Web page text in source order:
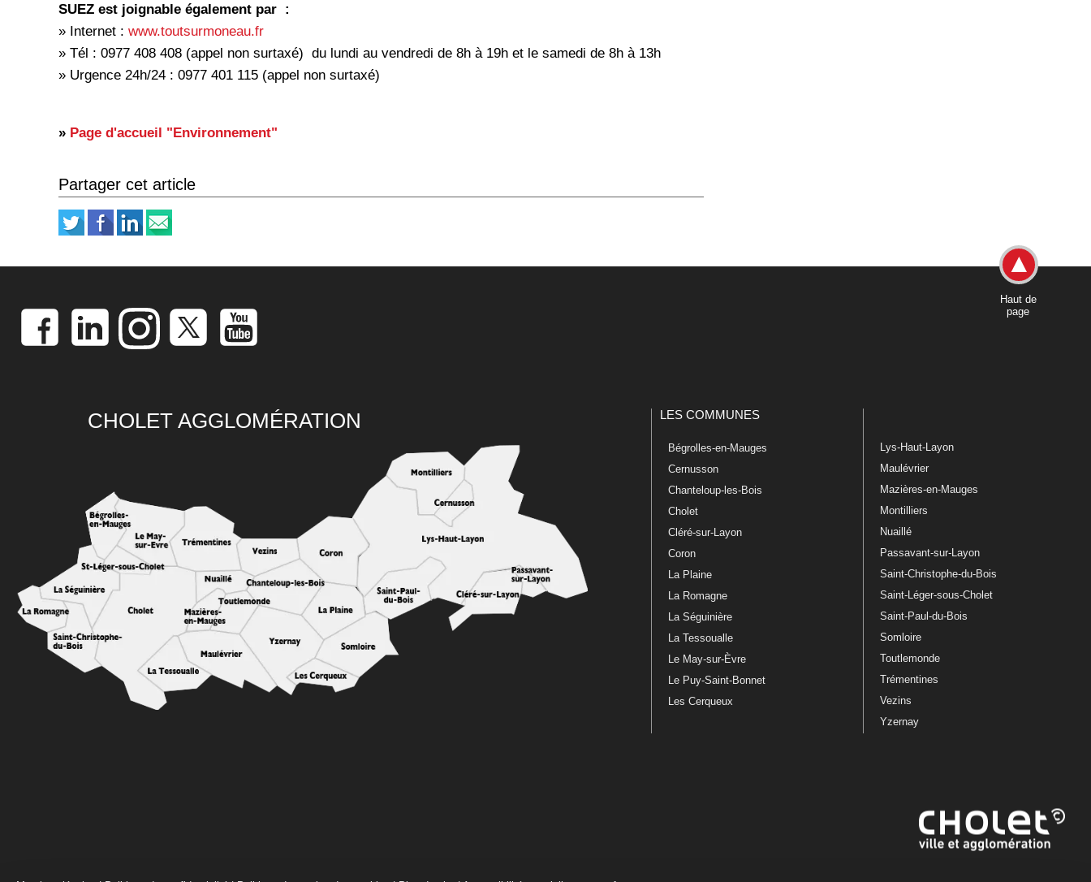
SUEZ est joignable également par :
» Internet : www.toutsurmoneau.fr
» Tél : 0977 408 408 (appel non surtaxé) du lundi au vendredi de 8h à 19h et le samedi de 8h à 13h
» Urgence 24h/24 : 0977 401 115 (appel non surtaxé)
» Page d'accueil "Environnement"
Partager cet article
Haut de
page
CHOLET AGGLOMÉRATION LES COMMUNES
Bégrolles-en-Mauges
Cernusson
Chanteloup-les-Bois
Cholet
Cléré-sur-Layon
Coron
La Plaine
La Romagne
La Séguinière
La Tessoualle
Le May-sur-Èvre
Le Puy-Saint-Bonnet
Les Cerqueux
Lys-Haut-Layon
Maulévrier
Mazières-en-Mauges
Montilliers
Nuaillé
Passavant-sur-Layon
Saint-Christophe-du-Bois
Saint-Léger-sous-Cholet
Saint-Paul-du-Bois
Somloire
Toutlemonde
Trémentines
Vezins
Yzernay